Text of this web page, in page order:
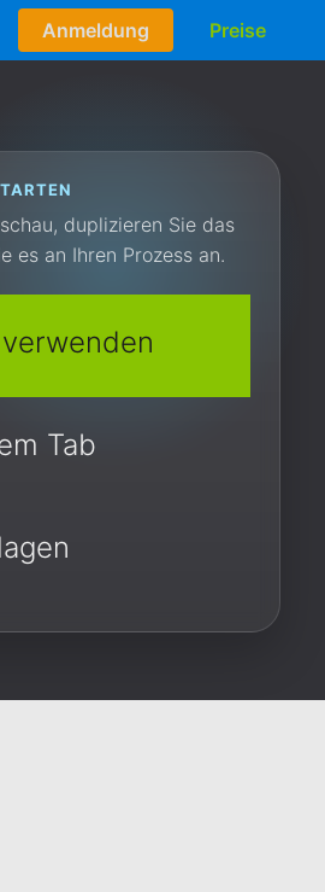
Anmeldung Preise
duplizieren Sie das
es an Ihren Prozess an.
Tab